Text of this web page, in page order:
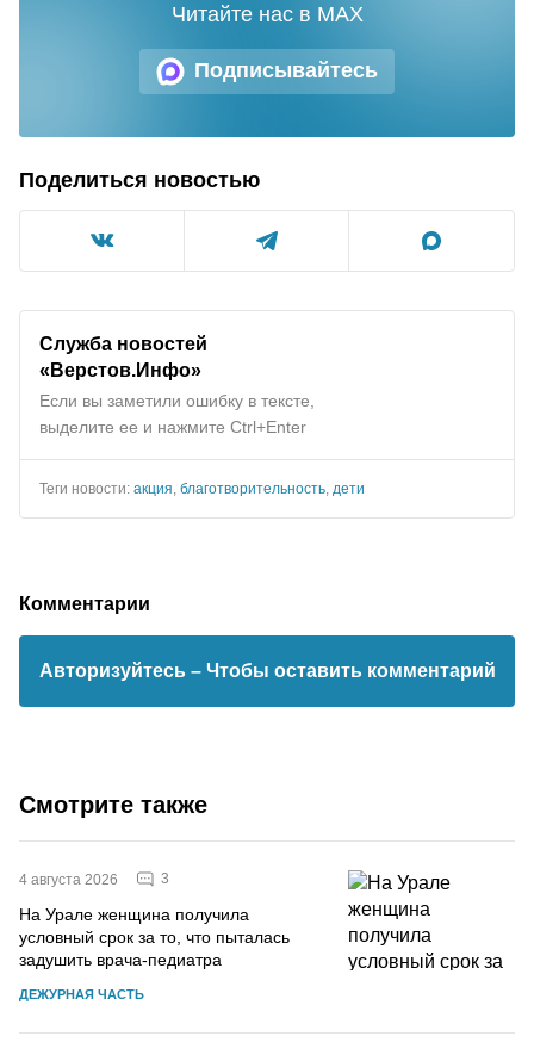
Подписывайтесь
Читайте нас в MAX
Поделиться новостью
Служба новостей
«Верстов.Инфо»
Если вы заметили ошибку в тексте,
выделите ее и нажмите Ctrl+Enter
Теги новости: акция благотворительность дети
Комментарии
Авторизуйтесь – Чтобы оставить комментарий
Смотрите также
4 августа 2026 3
На Урале женщина получила
условный срок за то, что пыталась
задушить врача-педиатра
ДЕЖУРНАЯ ЧАСТЬ